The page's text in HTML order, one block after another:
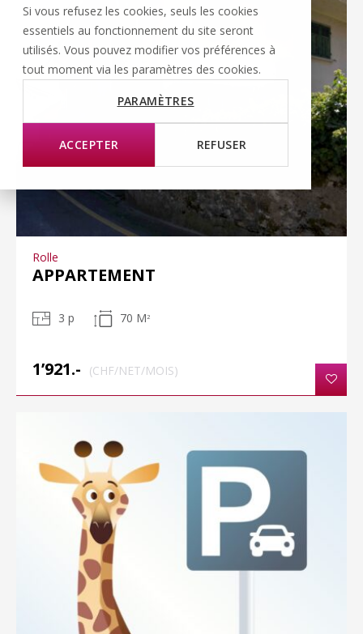
Si vous refusez les cookies, seuls les cookies
essentiels au fonctionnement du site seront
utilisés. Vous pouvez modifier vos préférences à
tout moment via les paramètres des cookies.
PARAMÈTRES
ACCEPTER REFUSER
Rolle
APPARTEMENT
3 p 70 M 2
1’921.- (CHF/NET/MOIS)